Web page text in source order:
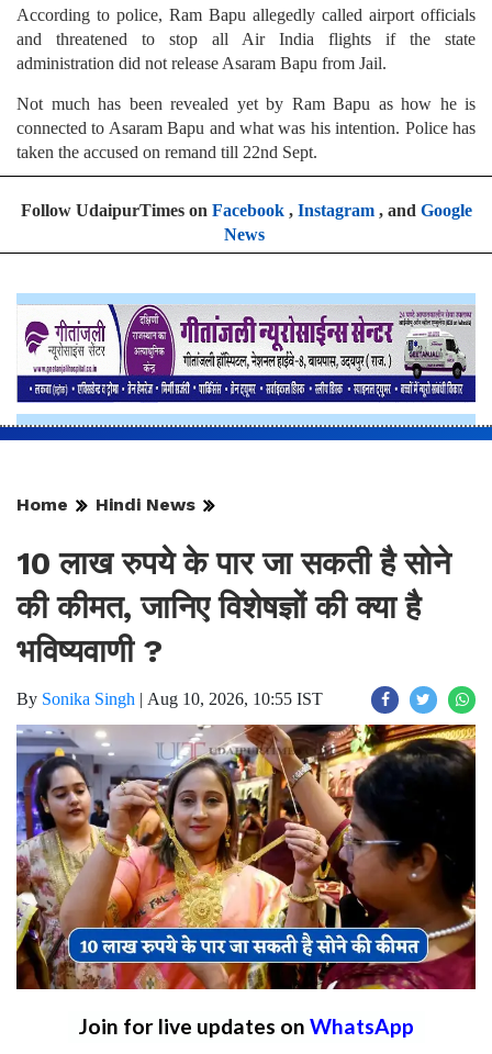
According to police, Ram Bapu allegedly called airport officials
and threatened to stop all Air India flights if the state
administration did not release Asaram Bapu from Jail.
Not much has been revealed yet by Ram Bapu as how he is
connected to Asaram Bapu and what was his intention. Police has
taken the accused on remand till 22nd Sept.
Follow UdaipurTimes on Facebook, Instagram, and Google
News
Home Hindi News
10 लाख रुपये के पार जा सकती है सोने
की कीमत, जानिए विशेषज्ञों की क्या है
भविष्यवाणी ?
By Sonika Singh | Aug 10, 2026, 10:55 IST
Join for live updates on WhatsApp